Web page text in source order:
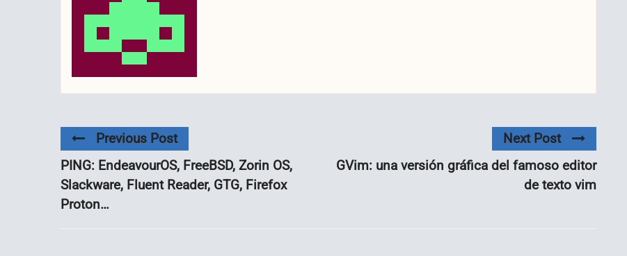
Previous Post
PING: EndeavourOS, FreeBSD, Zorin OS,
Slackware, Fluent Reader, GTG, Firefox
Proton…
Next Post
GVim: una versión gráfica del famoso editor
de texto vim